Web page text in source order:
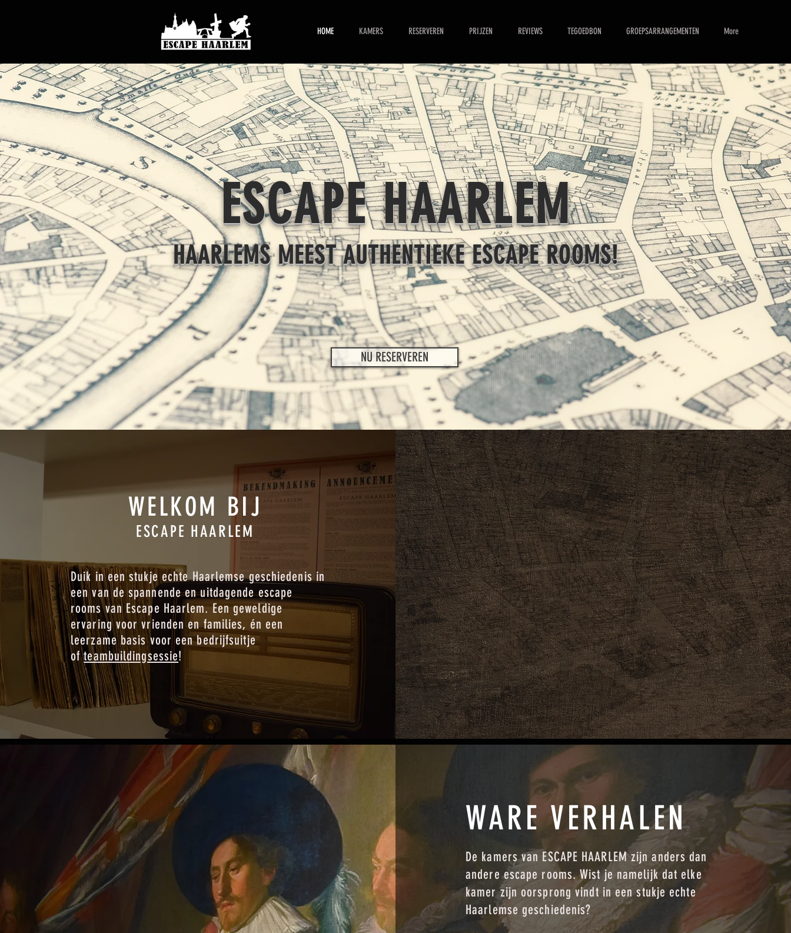
HOME KAMERS RESERVEREN PRIJZEN REVIEWS TEGOEDBON GROEPSARRANGEMENTEN More
ESCAPE HAARLEM
HAARLEMS MEEST AUTHENTIEKE ESCAPE ROOMS!
NU RESERVEREN
WELKOM BIJ
ESCAPE HAARLEM
Duik in een stukje echte Haarlemse geschiedenis in
een van de spannende en uitdagende escape
rooms van Escape Haarlem. Een geweldige
ervaring voor vrienden en families, én een
leerzame basis voor een bedrijfsuitje
ofteambuildingsessie!
WARE VERHALEN
De kamers van ESCAPE HAARLEM zijn anders dan
andere escape rooms. Wist je namelijk dat elke
kamer zijn oorsprong vindt in een stukje echte
Haarlemse geschiedenis?